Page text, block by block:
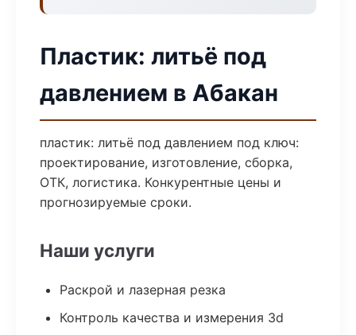
Пластик: литьё под
давлением в Абакан
пластик: литьё под давлением под ключ:
проектирование, изготовление, сборка,
ОТК, логистика. Конкурентные цены и
прогнозируемые сроки.
Наши услуги
Раскрой и лазерная резка
Контроль качества и измерения 3d